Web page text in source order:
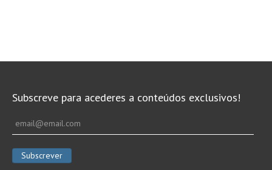
Subscreve para acederes a conteúdos exclusivos!